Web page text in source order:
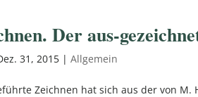
Der aus-
31, 2015 |Allgemein
Zeichnen hat sich aus der von